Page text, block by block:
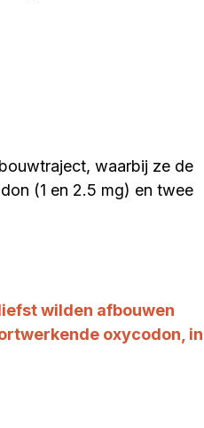
waarbij ze de
(1 en 2.5 mg) en twee
wilden afbouwen
oxycodon, in